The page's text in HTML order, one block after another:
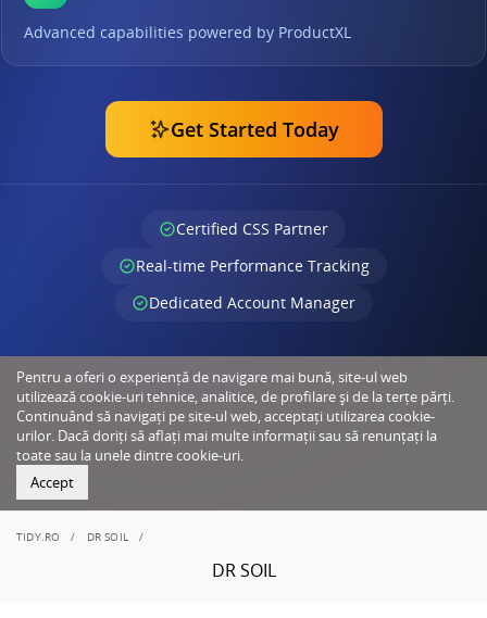
Advanced capabilities powered by ProductXL
Get Started Today
Certified CSS Partner
Real-time Performance Tracking
Dedicated Account Manager
Pentru a oferi o experiență de navigare mai bună, site-ul web
utilizează cookie-uri tehnice, analitice, de profilare și de la terțe părți.
Continuând să navigați pe site-ul web, acceptați utilizarea cookie-
urilor. Dacă doriți să aflați mai multe informații sau să renunțați la
toate sau la unele dintre cookie-uri.
Accept
TIDY.RO DR SOIL
DR SOIL